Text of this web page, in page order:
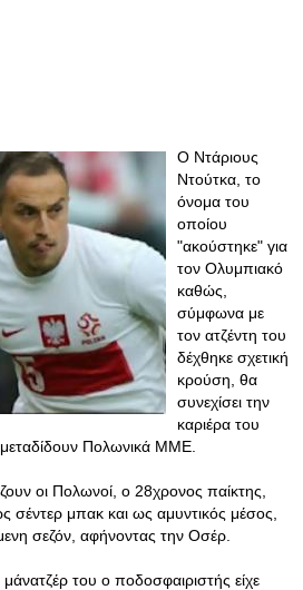
Ο Ντάριους
Ντούτκα, το
όνομα του
οποίου
"ακούστηκε" για
τον Ολυμπιακό
καθώς,
σύμφωνα με
τον ατζέντη του
δέχθηκε σχετική
κρούση, θα
συνεχίσει την
καριέρα του
Πολωνικά ΜΜΕ.
οι Πολωνοί, ο 28χρονος παίκτης,
σέντερ μπακ και ως αμυντικός μέσος,
σεζόν, αφήνοντας την Οσέρ.
του ο ποδοσφαιριστής είχε